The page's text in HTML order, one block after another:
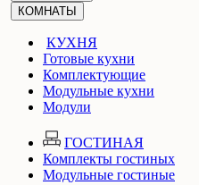
КОМНАТЫ
КУХНЯ
Готовые кухни
Комплектующие
Модульные кухни
Модули
ГОСТИНАЯ
Комплекты гостиных
Модульные гостиные